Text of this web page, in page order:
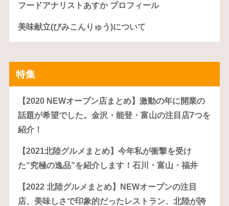
フードアナリストあすか プロフィール
美味献立(びみこんりゅう)について
特集
【2020 NEWオープン店まとめ】激動の年に開業の
話題が希望でした。金沢・能登・富山の注目店7つを
紹介！
【2021北陸グルメまとめ】今年私が衝撃を受け
た“究極の逸品”を紹介します！石川・富山・福井
【2022 北陸グルメまとめ】NEWオープンの注目
店、美味しさで印象的だったレストラン、北陸が誇